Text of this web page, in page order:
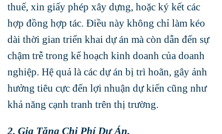
thuế, xin giấy phép xây dựng, hoặc ký kết các
hợp đồng hợp tác. Điều này không chỉ làm kéo
dài thời gian triển khai dự án mà còn dẫn đến sự
chậm trễ trong kế hoạch kinh doanh của doanh
nghiệp. Hệ quả là các dự án bị trì hoãn, gây ảnh
hưởng tiêu cực đến lợi nhuận dự kiến cũng như
khả năng cạnh tranh trên thị trường.
2. Gia Tăng Chi Phí Dự Án.